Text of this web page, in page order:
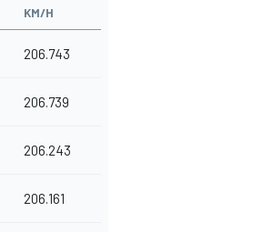
KM/H
206.743
206.739
206.243
206.161